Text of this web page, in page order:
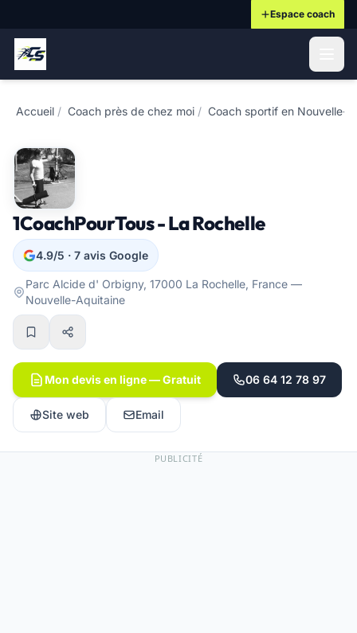
Espace coach
Accueil / Coach près de chez moi / Coach sportif en Nouvelle-
1CoachPourTous - La Rochelle
4.9/5 · 7 avis Google
Parc Alcide d' Orbigny, 17000 La Rochelle, France —
Nouvelle-Aquitaine
Mon devis en ligne — Gratuit 06 64 12 78 97
Site web Email
PUBLICITÉ